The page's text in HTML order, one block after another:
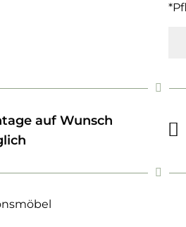
auf Wunsch